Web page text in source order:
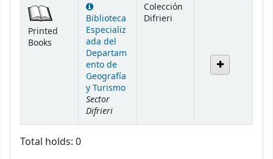
Printed
Books
Biblioteca
Especializ
ada del
Departam
ento de
Geografía
y Turismo
Sector
Difrieri
Colección
Difrieri
Total holds: 0